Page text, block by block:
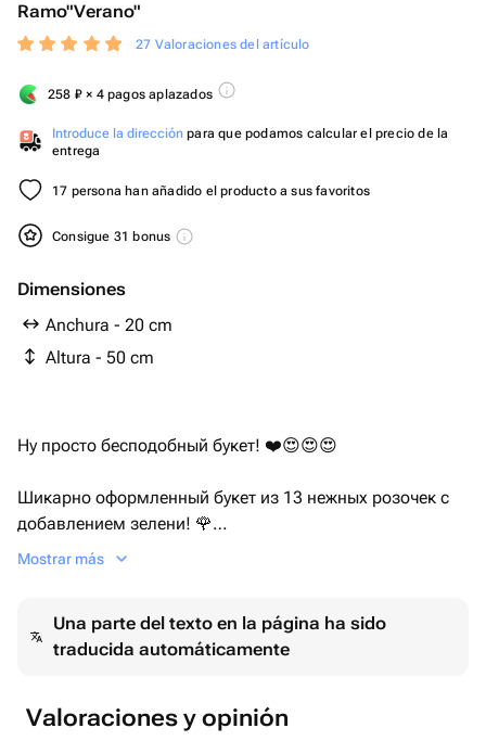
Ramo"Verano"
27 Valoraciones del artículo
258 ₽ × 4 pagos aplazados
Introduce la dirección para que podamos calcular el precio de la
entrega
17 persona han añadido el producto a sus favoritos
Consigue 31 bonus
Dimensiones
Anchura - 20 cm
Altura - 50 cm
Ну просто бесподобный букет! ❤️😍😍😍
Шикарно оформленный букет из 13 нежных розочек с
добавлением зелени! 🌹
Цветочки обладают лёгким, приятным, ненавязчивым
ароматом.
Срок годности таких букетиков от 3 лет! 🔥
Mostrar más
Una parte del texto en la página ha sido
traducida automáticamente
Valoraciones y opinión